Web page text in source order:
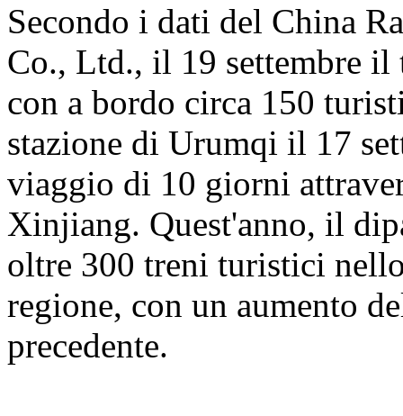
Secondo i dati del China
Co., Ltd., il 19 settembre
con a bordo circa 150
stazione di Urumqi il 17
viaggio di 10 giorni
Xinjiang. Quest'anno, il
oltre 300 treni turistici
regione, con un aumento
precedente.